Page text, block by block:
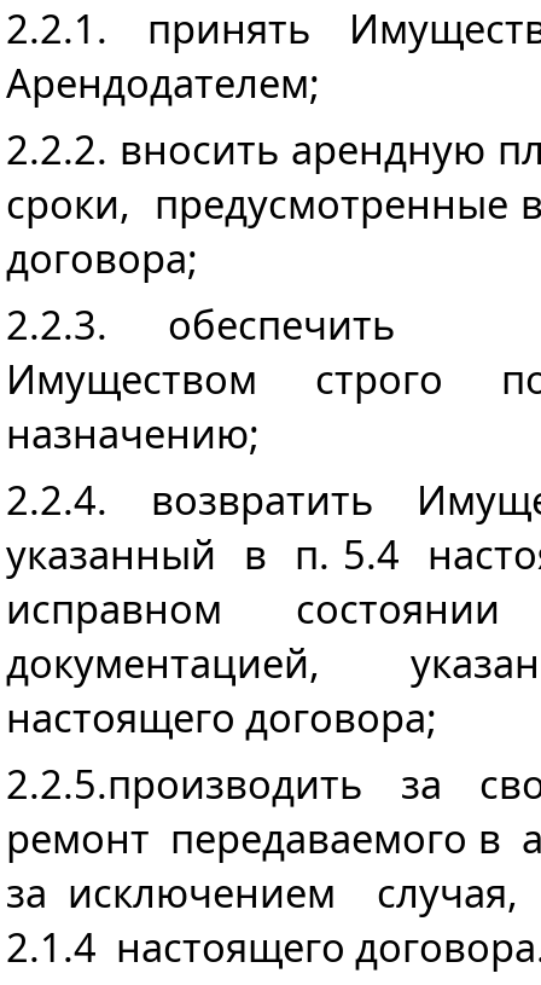
2.2.1. принять
Арендодателем;
2.2.2. вносить арендную
сроки, предусмотренные
договора;
2.2.3. обеспечить
Имуществом строго
назначению;
2.2.4. возвратить
указанный в п. 5.4
исправном
документацией,
настоящего договора;
2.2.5.производить за
ремонт передаваемого в
за исключением
2.1.4 настоящего